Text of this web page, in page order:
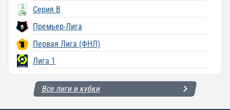
Серия B
Премьер-Лига
Первая Лига (ФНЛ)
Лига 1
Все лиги и кубки